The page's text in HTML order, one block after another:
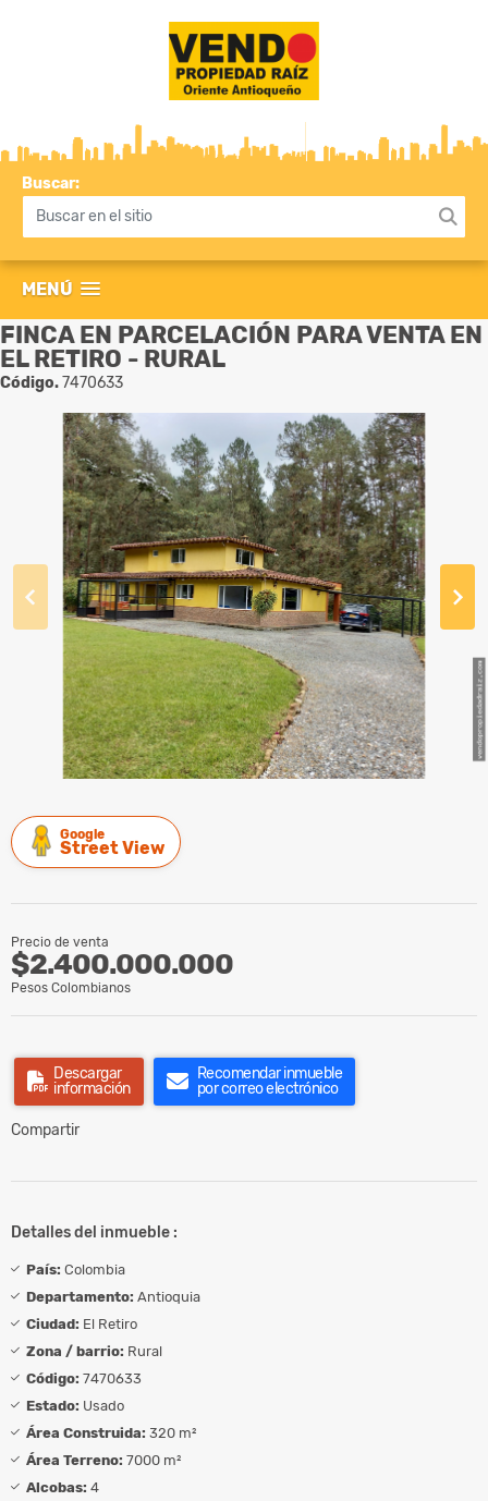
Buscar:
MENÚ
FINCA EN PARCELACIÓN PARA VENTA EN
EL RETIRO - RURAL
Código.7470633
Google
Street View
Precio de venta
$2.400.000.000
Pesos Colombianos
Descargar
información
Recomendar inmueble
por correo electrónico
Compartir
Detalles del inmueble :
País: Colombia
Departamento: Antioquia
Ciudad: El Retiro
Zona / barrio: Rural
Código: 7470633
Estado: Usado
Área Construida: 320 m²
Área Terreno: 7000 m²
Alcobas: 4